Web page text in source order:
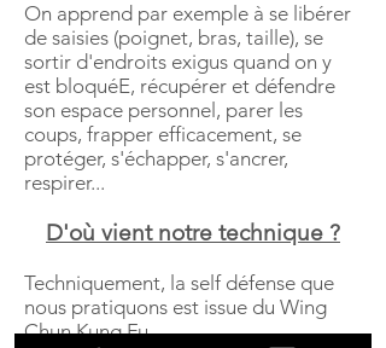
On apprend par exemple à se libérer
de saisies (poignet, bras, taille), se
sortir d'endroits exigus quand on y
est bloquéE, récupérer et défendre
son espace personnel, parer les
coups, frapper efficacement, se
protéger, s'échapper, s'ancrer,
respirer...
D'où vient notre technique ?
Techniquement, la self défense que
nous pratiquons est issue du Wing
Chun Kung Fu